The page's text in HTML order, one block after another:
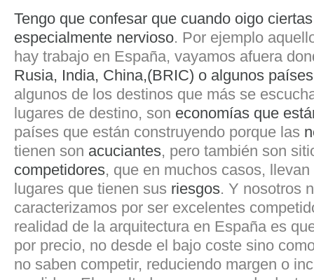
Tengo que confesar que cuando oigo
especialmente nervioso. Por ejemplo
hay trabajo en España, vayamos afuera
Rusia, India, China,(BRIC) o algunos
algunos de los destinos que más se
lugares de destino, son economías que
países que están construyendo porque las
tienen son acuciantes, pero también son
competidores, que en muchos casos,
lugares que tienen sus riesgos. Y nosotros
caracterizamos por ser excelentes
realidad de la arquitectura en España es
por precio, no desde el bajo coste sino
no saben competir, reduciendo margen o